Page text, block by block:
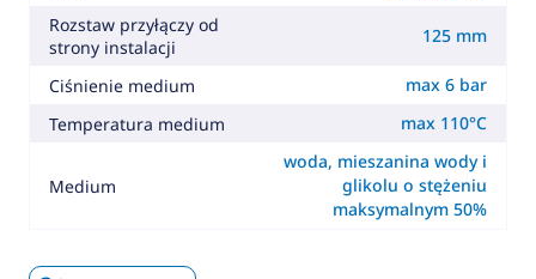
Rozstaw przyłączy od
strony instalacji
125 mm
Ciśnienie medium
max 6 bar
Temperatura medium
max 110°C
Medium
woda, mieszanina wody i
glikolu o stężeniu
maksymalnym 50%